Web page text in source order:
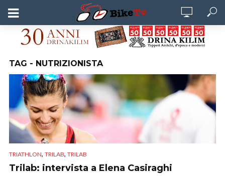
TAG - NUTRIZIONISTA
TRIATHLON, TRILAB, TRILAB
Trilab: intervista a Elena Casiraghi